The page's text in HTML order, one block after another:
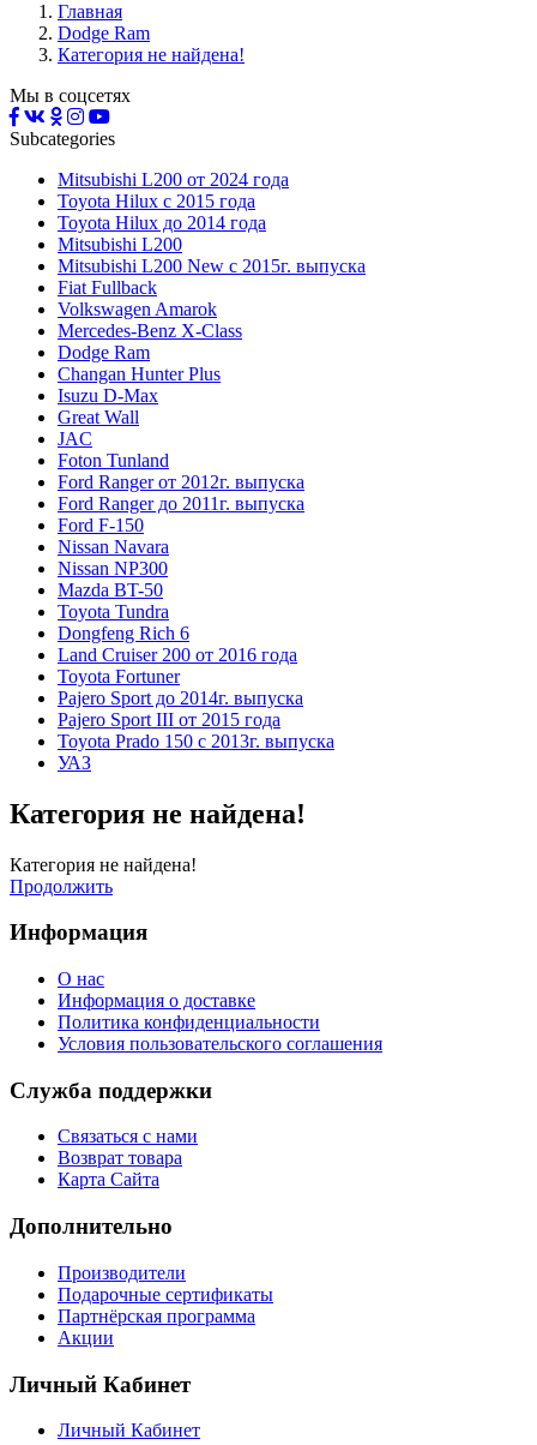
Главная
Dodge Ram
Категория не найдена!
Мы в соцсетях
Subcategories
Mitsubishi L200 от 2024 года
Toyota Нilux с 2015 года
Toyota Нilux до 2014 года
Mitsubishi L200
Mitsubishi L200 New с 2015г. выпуска
Fiat Fullback
Volkswagen Amarok
Mercedes-Benz X-Class
Dodge Ram
Changan Hunter Plus
Isuzu D-Max
Great Wall
JAC
Foton Tunland
Ford Ranger от 2012г. выпуска
Ford Ranger до 2011г. выпуска
Ford F-150
Nissan Navara
Nissan NP300
Mazda BT-50
Toyota Tundra
Dongfeng Rich 6
Land Cruiser 200 от 2016 года
Toyota Fortuner
Pajero Sport до 2014г. выпуска
Pajero Sport III от 2015 года
Toyota Prado 150 с 2013г. выпуска
УАЗ
Категория не найдена!
Категория не найдена!
Продолжить
Информация
О нас
Информация о доставке
Политика конфиденциальности
Условия пользовательского соглашения
Служба поддержки
Связаться с нами
Возврат товара
Карта Сайта
Дополнительно
Производители
Подарочные сертификаты
Партнёрская программа
Акции
Личный Кабинет
Личный Кабинет